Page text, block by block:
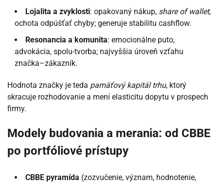
Lojalita a zvyklosti: opakovaný nákup, share of wallet,
ochota odpúšťať chyby; generuje stabilitu cashflow.
Resonancia a komunita: emocionálne puto,
advokácia, spolu-tvorba; najvyššia úroveň vzťahu
značka–zákazník.
Hodnota značky je teda pamäťový kapitál trhu, ktorý
skracuje rozhodovanie a mení elasticitu dopytu v prospech
firmy.
Modely budovania a merania: od CBBE
po portfóliové prístupy
CBBE pyramída (zozvučenie, význam, hodnotenie,